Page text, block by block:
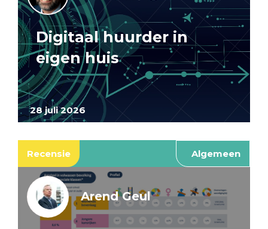
28 juli 2026
Digitaal huurder in
eigen huis
Recensie Algemeen
Arend Geul